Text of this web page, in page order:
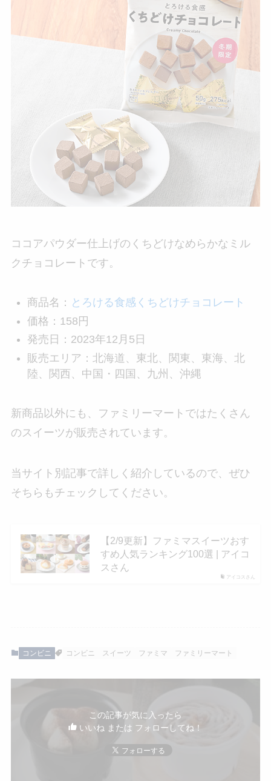
ココアパウダー仕上げのくちどけなめらかなミル
クチョコレートです。
商品名： とろける食感くちどけチョコレート
価格：158円
発売日：2023年12月5日
販売エリア：北海道、東北、関東、東海、北
陸、関西、中国・四国、九州、沖縄
新商品以外にも、ファミリーマートではたくさん
のスイーツが販売されています。
当サイト別記事で詳しく紹介しているので、ぜひ
そちらもチェックしてください。
アイコスさん
【2/9更新】ファミマスイーツおす
すめ人気ランキング100選 | アイコ
スさん
コンビニ コンビニ スイーツ ファミマ ファミリーマート
この記事が気に入ったら
いいね または フォローしてね！